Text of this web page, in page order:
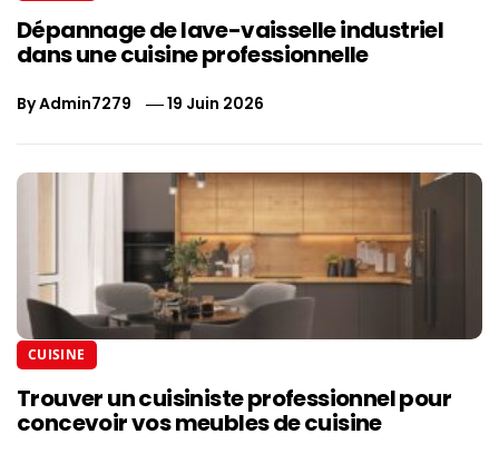
Dépannage de lave-vaisselle industriel
dans une cuisine professionnelle
ByAdmin7279 19 Juin 2026
CUISINE
Trouver un cuisiniste professionnel pour
concevoir vos meubles de cuisine